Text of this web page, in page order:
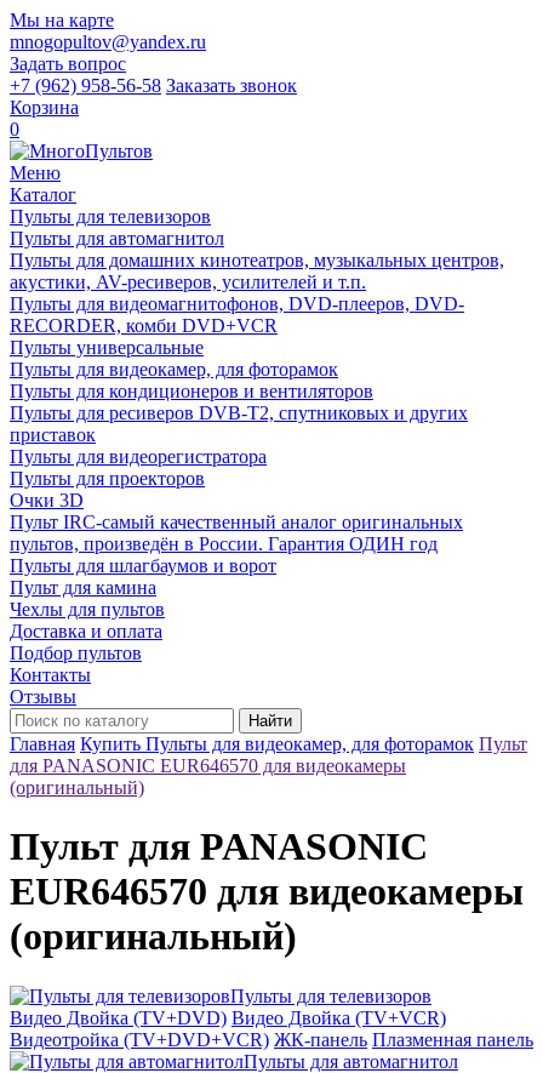
Мы на карте
mnogopultov@yandex.ru
Задать вопрос
+7 (962) 958-56-58 Заказать звонок
Корзина
0
Меню
Каталог
Пульты для телевизоров
Пульты для автомагнитол
Пульты для домашних кинотеатров, музыкальных центров,
акустики, AV-ресиверов, усилителей и т.п.
Пульты для видеомагнитофонов, DVD-плееров, DVD-
RECORDER, комби DVD+VCR
Пульты универсальные
Пульты для видеокамер, для фоторамок
Пульты для кондиционеров и вентиляторов
Пульты для ресиверов DVB-T2, спутниковых и других
приставок
Пульты для видеорегистратора
Пульты для проекторов
Очки 3D
Пульт IRC-самый качественный аналог оригинальных
пультов, произведён в России. Гарантия ОДИН год
Пульты для шлагбаумов и ворот
Пульт для камина
Чехлы для пультов
Доставка и оплата
Подбор пультов
Контакты
Отзывы
Найти
Главная Купить Пульты для видеокамер, для фоторамок Пульт
для PANASONIC EUR646570 для видеокамеры
(оригинальный)
Пульт для PANASONIC
EUR646570 для видеокамеры
(оригинальный)
Пульты для телевизоров
Видео Двойка (TV+DVD) Видео Двойка (TV+VCR)
Видеотройка (TV+DVD+VCR) ЖК-панель Плазменная панель
Пульты для автомагнитол